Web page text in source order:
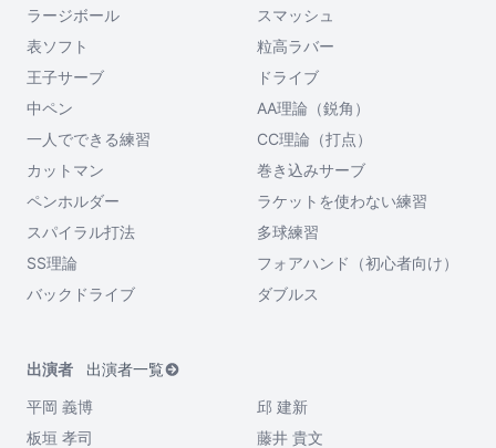
ラージボール
スマッシュ
表ソフト
粒高ラバー
王子サーブ
ドライブ
中ペン
AA理論（鋭角）
一人でできる練習
CC理論（打点）
カットマン
巻き込みサーブ
ペンホルダー
ラケットを使わない練習
スパイラル打法
多球練習
SS理論
フォアハンド（初心者向け）
バックドライブ
ダブルス
出演者
出演者一覧
平岡 義博
邱 建新
板垣 孝司
藤井 貴文